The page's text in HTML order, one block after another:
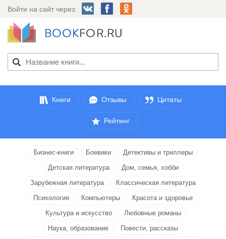
Войти на сайт через:
Книги Отзывы Цитаты
Рейтинг
Бизнес-книги Боевики
Детективы и триллеры
Детская литература
Дом, семья, хобби
Зарубежная литература
Классическая литература
Психология
Компьютеры
Красота и здоровье
Культура и искусство
Любовные романы
Наука, образование
Повести, рассказы